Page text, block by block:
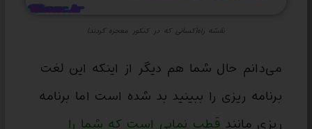
نقشه راه(کسانی که در کنکور معجزه کردند)
می‌دانم حال شما هم دیگر از اینکه این لغت
برنامه ریزی را ببینید بد شده‌ است اما برنامه
ریزی مانند قطب نمایی است که شما را